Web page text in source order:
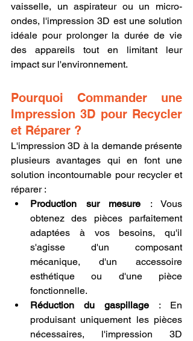
vaisselle, un aspirateur ou un micro-
ondes, l'impression 3D est une solution
idéale pour prolonger la durée de vie
des appareils tout en limitant leur
impact sur l'environnement.
Pourquoi Commander une
Impression 3D pour Recycler
et Réparer ?
L'impression 3D à la demande présente
plusieurs avantages qui en font une
solution incontournable pour recycler et
réparer :
Production sur mesure : Vous
obtenez des pièces parfaitement
adaptées à vos besoins, qu'il
s'agisse d'un composant
mécanique, d'un accessoire
esthétique ou d'une pièce
fonctionnelle.
Réduction du gaspillage : En
produisant uniquement les pièces
nécessaires, l'impression 3D